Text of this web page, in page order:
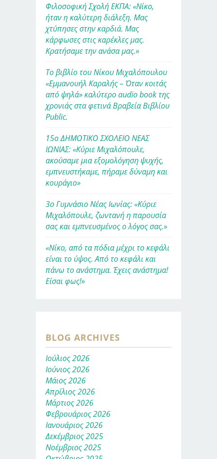
Φιλοσοφική Σχολή ΕΚΠΑ: «Νίκο,
ήταν η καλύτερη διάλεξη. Μας
χτύπησες στην καρδιά. Μας
κάρφωσες στις καρέκλες μας.
Κρατήσαμε την ανάσα μας.»
Το βιβλίο του Νίκου Μιχαλόπουλου
«Εμμανουήλ Καραλής – Όταν κοιτάς
από ψηλά» καλύτερο audio book της
χρονιάς στα φετινά Βραβεία Βιβλίου
Public.
15ο ΔΗΜΟΤΙΚΟ ΣΧΟΛΕΙΟ ΝΕΑΣ
ΙΩΝΙΑΣ: «Κύριε Μιχαλόπουλε,
ακούσαμε μια εξομολόγηση ψυχής,
εμπνευστήκαμε, πήραμε δύναμη και
κουράγιο»
3ο Γυμνάσιο Νέας Ιωνίας: «Κύριε
Μιχαλόπουλε, ζωντανή η παρουσία
σας και εμπνευσμένος ο λόγος σας.»
«Νίκο, από τα πόδια μέχρι το κεφάλι
είναι το ύψος. Από το κεφάλι και
πάνω το ανάστημα. Έχεις ανάστημα!
Είσαι φως!»
BLOG ARCHIVES
Ιούλιος 2026
Ιούνιος 2026
Μάιος 2026
Απρίλιος 2026
Μάρτιος 2026
Φεβρουάριος 2026
Ιανουάριος 2026
Δεκέμβριος 2025
Νοέμβριος 2025